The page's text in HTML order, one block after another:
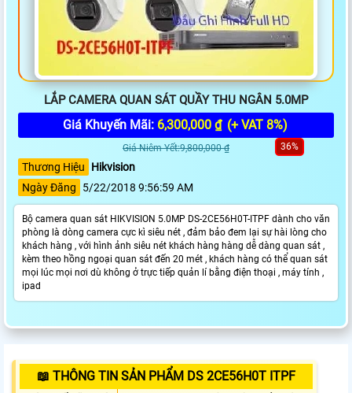
LẮP CAMERA QUAN SÁT QUẦY THU NGÂN 5.0MP
Giá Khuyến Mãi: 6,300,000 ₫ (+ VAT 8%)
Giá Niêm Yết:9,800,000 ₫ 36%
Thương Hiệu
Hikvision
Ngày Đăng
5/22/2018 9:56:59 AM
Bộ camera quan sát HIKVISION 5.0MP DS-2CE56H0T-ITPF dành cho văn
phòng là dòng camera cực kì siêu nét , đảm bảo đem lại sự hài lòng cho
khách hàng , với hình ảnh siêu nét khách hàng hàng dễ dàng quan sát ,
kèm theo hồng ngoại quan sát đến 20 mét , khách hàng có thể quan sát
mọi lúc mọi nơi dù không ở trực tiếp quản lí bằng điện thoại , máy tính ,
ipad
📖 THÔNG TIN SẢN PHẨM DS 2CE56H0T ITPF